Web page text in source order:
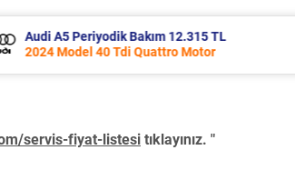
Audi A5 Periyodik Bakım 10.579 TL
2017 Model 1.4 Tfsi Motor
servis-fiyat-listesi tıklayınız. "